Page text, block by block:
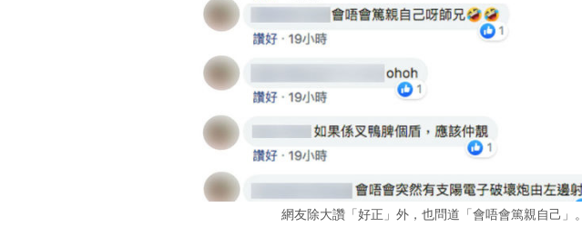
網友除大讚「好正」外，也問道「會唔會篤親自己」。